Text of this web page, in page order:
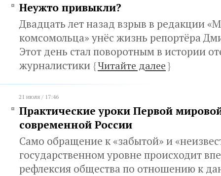
Неужто привыкли?
Двадцать лет назад взрыв в редакции
комсомольца» унёс жизнь репортёра
Этот день стал поворотным в истории
журналистики {Читайте далее}
21 июля / 17:46
Практические уроки Первой
современной России
Само обращение к «забытой» и
государственном уровне происходит
рефлексия общества по отношению к